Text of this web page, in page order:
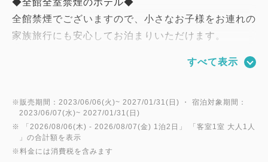
全館禁煙でございますので、小さなお子様をお連れの
家族旅行にも安心してお泊まりいただけます。
ご宿泊のお客様以外は入館できません。
ご宿泊のお客様は、カードキーで解錠できます。
◆添い寝のお子様◆
すべて表示
※販売期間：2023/06/06(火)~ 2027/01/31(日) ・ 宿泊対象期間：
2023/06/07(水)~ 2027/01/31(日)
※ 「 2026/08/06(木) - 2026/08/07(金) 1泊2日 」 「客室1室 大人1人
」の合計額を表示
※料金には消費税を含みます